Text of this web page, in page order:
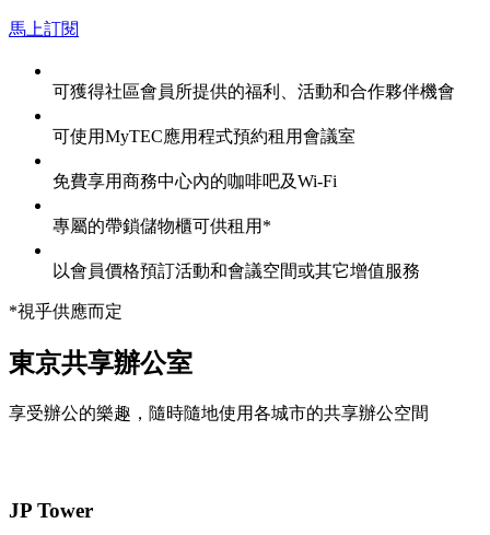
馬上訂閱
可獲得社區會員所提供的福利、活動和合作夥伴機會
可使用MyTEC應用程式預約租用會議室
免費享用商務中心內的咖啡吧及Wi-Fi
專屬的帶鎖儲物櫃可供租用*
以會員價格預訂活動和會議空間或其它增值服務
*視乎供應而定
東京共享辦公室
享受辦公的樂趣，隨時隨地使用各城市的共享辦公空間
JP Tower